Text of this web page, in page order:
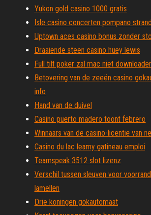
Yukon gold casino 1000 gratis
Isle casino concerten pompano strand
Uptown aces casino bonus zonder
Draaiende steen casino huey lewis
Full tilt poker zal mac niet
Betovering van de zeeën casino
info
Hand van de duivel
Casino puerto madero toont febrero
Winnaars van de casino-licentie van
Casino du lac leamy gatineau emploi
Teamspeak 3512 slot lizenz
Verschil tussen sleuven voor
lamellen
Drie koningen gokautomaat